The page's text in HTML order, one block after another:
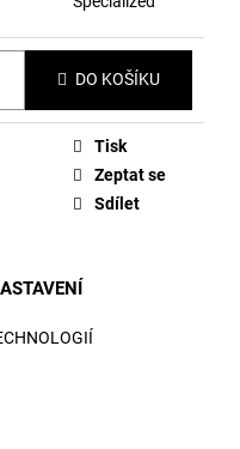
DO KOŠÍKU
Tisk
Zeptat se
Sdílet